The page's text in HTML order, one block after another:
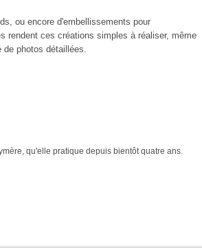
ou encore d'embellissements pour
rendent ces créations simples à réaliser, même
photos détaillées.
qu'elle pratique depuis bientôt quatre ans.